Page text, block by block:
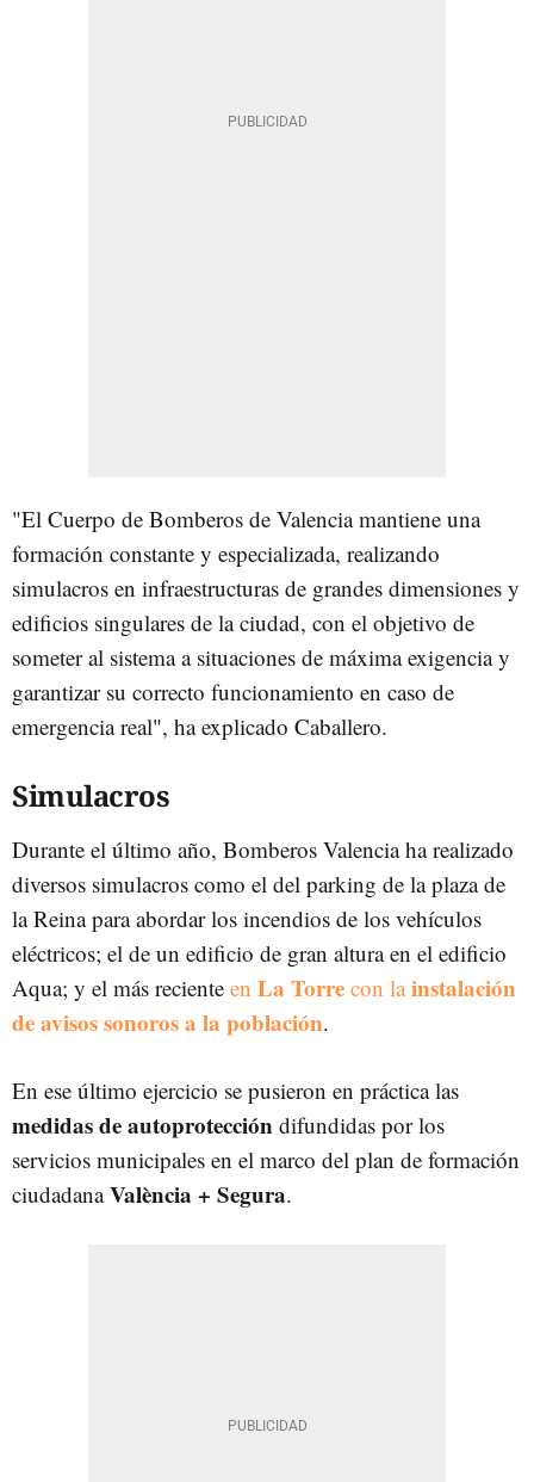
"El Cuerpo de Bomberos de Valencia mantiene una
formación constante y especializada, realizando
simulacros en infraestructuras de grandes dimensiones y
edificios singulares de la ciudad, con el objetivo de
someter al sistema a situaciones de máxima exigencia y
garantizar su correcto funcionamiento en caso de
emergencia real", ha explicado Caballero.
Simulacros
Durante el último año, Bomberos Valencia ha realizado
diversos simulacros como el del parking de la plaza de
la Reina para abordar los incendios de los vehículos
eléctricos; el de un edificio de gran altura en el edificio
Aqua; y el más reciente en La Torre con lainstalación
de avisos sonoros a la población.
En ese último ejercicio se pusieron en práctica las
medidas de autoprotección difundidas por los
servicios municipales en el marco del plan de formación
ciudadanaValència + Segura.